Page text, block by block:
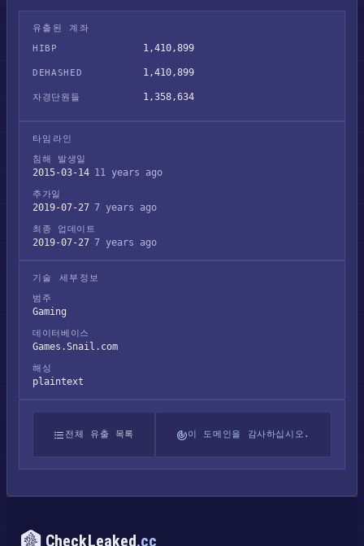
유출된 계좌
HIBP
1,410,899
DEHASHED 1,410,899
자경단원들 1,358,634
타임라인
침해 발생일
2015-03-14 11 years ago
추가일
2019-07-27 7 years ago
최종 업데이트
2019-07-27 7 years ago
기술 세부정보
범주
Gaming
데이터베이스
Games.Snail.com
해싱
plaintext
전체 유출 목록 이 도메인을 감사하십시오.
CheckLeaked.cc